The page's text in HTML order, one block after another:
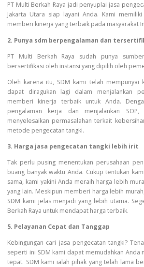
PT Multi Berkah Raya jadi penyuplai jasa
Jakarta Utara siap layani Anda. Kami
memberi kinerja yang terbaik pada masyarakat
2. Punya sdm berpengalaman dan
PT Multi Berkah Raya sudah punya
bersertifikasi oleh instansi yang dipilih oleh
Oleh karena itu, SDM kami telah mempunyai
dapat diragukan lagi dalam menjalankan
memberi kinerja terbaik untuk Anda.
pengalaman kerja dan menjalankan
menyelesaikan permasalahan terkait
metode pengecatan tangki.
3. Harga jasa pengecatan tangki lebih irit
Tak perlu pusing menentukan perusahaan
buang banyak waktu Anda. Cukup tentukan
sama, kami yakini Anda meraih harga lebih
yang lain. Meskipun memberi harga lebih
SDM kami jelas menjadi yang lebih utama.
Berkah Raya untuk mendapat harga terbaik.
5. Pelayanan Cepat dan Tanggap
Kebingungan cari jasa pengecatan tangki?
seperti ini SDM kami dapat memudahkan Anda
tepat. SDM kami ialah pihak yang telah lama